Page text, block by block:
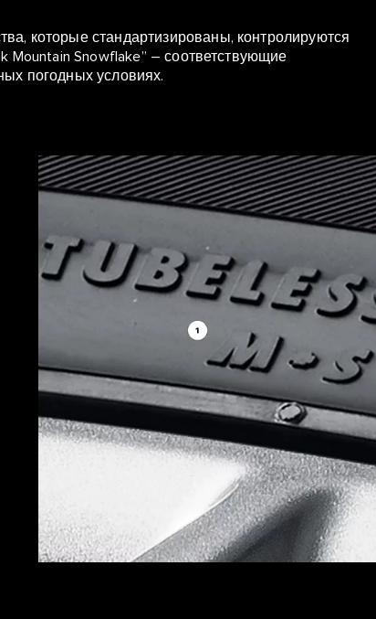
которые стандартизированы, контролируются
Mountain Snowflake” – соответствующие
погодных условиях.